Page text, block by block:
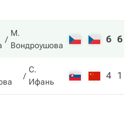
М.
Вондроушова
6 6
С.
Ифань
4 1